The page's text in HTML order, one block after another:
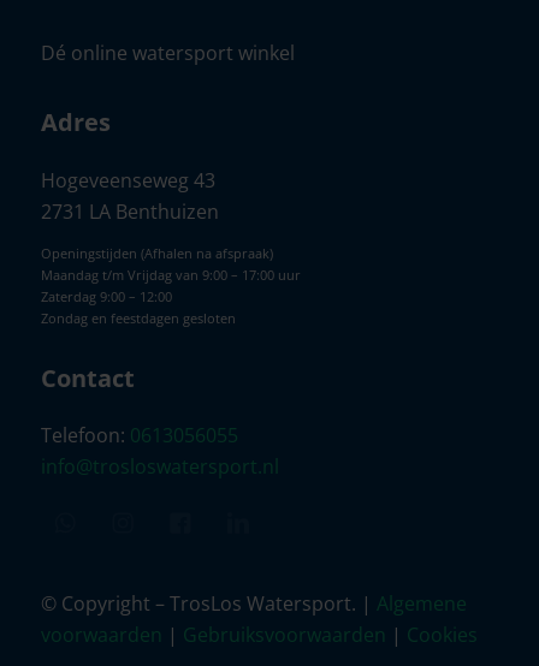
Dé online watersport winkel
Adres
Hogeveenseweg 43
2731 LA Benthuizen
Openingstijden (Afhalen na afspraak)
Maandag t/m Vrijdag van 9:00 – 17:00 uur
Zaterdag 9:00 – 12:00
Zondag en feestdagen gesloten
Contact
Telefoon: 0613056055
info@trosloswatersport.nl
© Copyright – TrosLos Watersport. | Algemene
voorwaarden | Gebruiksvoorwaarden | Cookies